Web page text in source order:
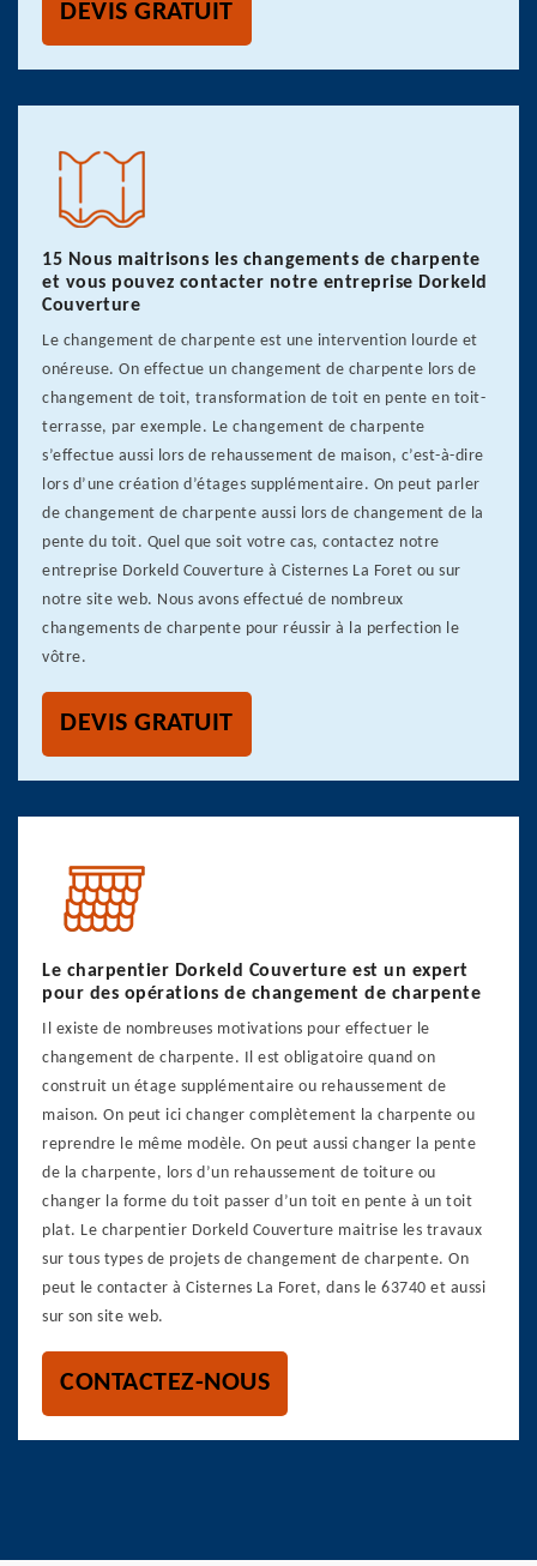
DEVIS GRATUIT
15 Nous maitrisons les changements de charpente
et vous pouvez contacter notre entreprise Dorkeld
Couverture
Le changement de charpente est une intervention lourde et
onéreuse. On effectue un changement de charpente lors de
changement de toit, transformation de toit en pente en toit-
terrasse, par exemple. Le changement de charpente
s’effectue aussi lors de rehaussement de maison, c’est-à-dire
lors d’une création d’étages supplémentaire. On peut parler
de changement de charpente aussi lors de changement de la
pente du toit. Quel que soit votre cas, contactez notre
entreprise Dorkeld Couverture à Cisternes La Foret ou sur
notre site web. Nous avons effectué de nombreux
changements de charpente pour réussir à la perfection le
vôtre.
DEVIS GRATUIT
Le charpentier Dorkeld Couverture est un expert
pour des opérations de changement de charpente
Il existe de nombreuses motivations pour effectuer le
changement de charpente. Il est obligatoire quand on
construit un étage supplémentaire ou rehaussement de
maison. On peut ici changer complètement la charpente ou
reprendre le même modèle. On peut aussi changer la pente
de la charpente, lors d’un rehaussement de toiture ou
changer la forme du toit passer d’un toit en pente à un toit
plat. Le charpentier Dorkeld Couverture maitrise les travaux
sur tous types de projets de changement de charpente. On
peut le contacter à Cisternes La Foret, dans le 63740 et aussi
sur son site web.
CONTACTEZ-NOUS